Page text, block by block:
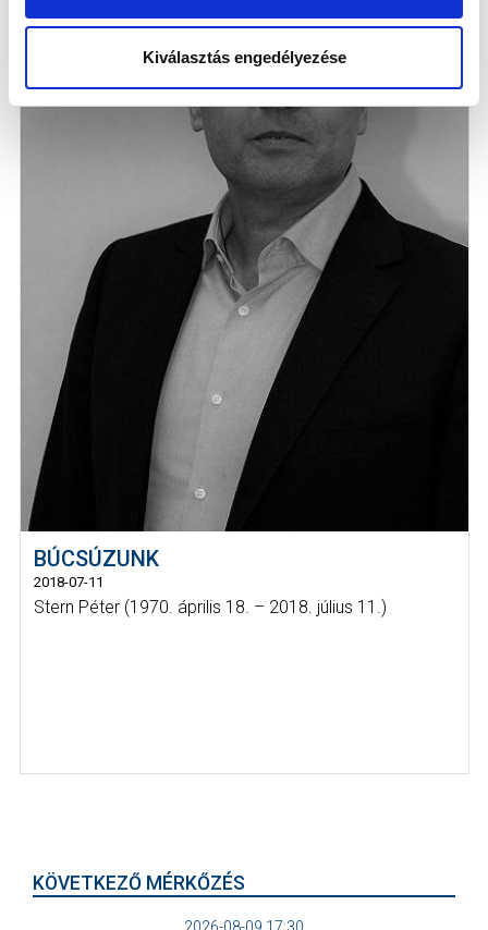
Kiválasztás engedélyezése
BÚCSÚZUNK
2018-07-11
Stern Péter (1970. április 18. – 2018. július 11.)
KÖVETKEZŐ MÉRKŐZÉS